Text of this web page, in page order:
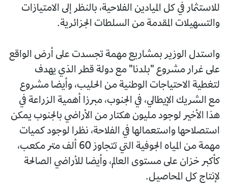
للاستثمار في كل الميادين الفلاحية، بالنظر إلى الامتيازات
والتسهيلات المقدمة من السلطات الجزائرية.
واستدل الوزير بمشاريع مهمة تجسدت على أرض الواقع
على غرار مشروع "بلدنا" مع دولة قطر الذي يهدف
لتغطية الاحتياجات الوطنية من الحليب، وأيضا مشروع
مع الشريك الإيطالي، في الجنوب، مبرزا أهمية الزراعة في
هذا الأخير لوجود مليون هكتار من الأراضي بالجنوب يمكن
استصلاحها واستعمالها في الفلاحة، نظرا لوجود كميات
مهمة من المياه الجوفية التي تتجاوز 60 ألف متر مكعب،
كأكبر خزان على مستوى العالم، وأيضا للأراضي الصالحة
لإنتاج كل المحاصيل.